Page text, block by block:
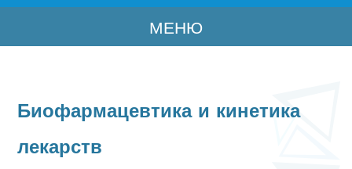
МЕНЮ
Биофармацевтика и кинетика
лекарств